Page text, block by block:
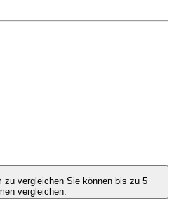
zu vergleichen Sie können bis zu 5
vergleichen.